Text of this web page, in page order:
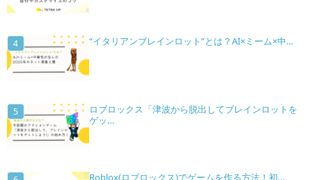
“イタリアンブレインロット”とは？AI×ミーム×中…
ロブロックス「津波から脱出してブレインロットを
ゲッ…
Roblox(ロブロックス)でゲームを作る方法！初…